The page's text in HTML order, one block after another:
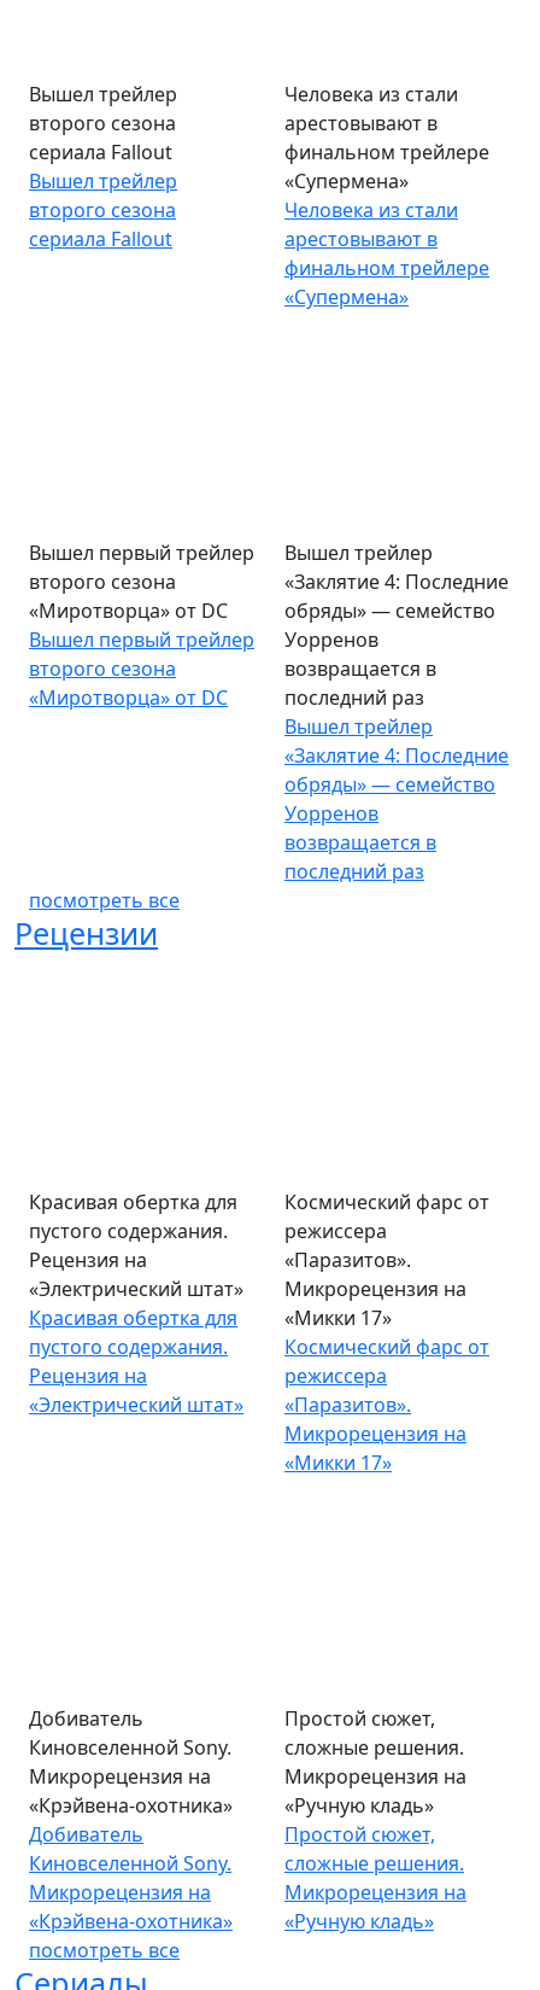
Вышел трейлер
второго сезона
сериала Fallout
Вышел трейлер
второго сезона
сериала Fallout
Человека из стали
арестовывают в
финальном трейлере
«Супермена»
Человека из стали
арестовывают в
финальном трейлере
«Супермена»
Вышел первый трейлер
второго сезона
«Миротворца» от DC
Вышел первый трейлер
второго сезона
«Миротворца» от DC
Вышел трейлер
«Заклятие 4: Последние
обряды» — семейство
Уорренов
возвращается в
последний раз
Вышел трейлер
«Заклятие 4: Последние
обряды» — семейство
Уорренов
возвращается в
последний раз
посмотреть все
Рецензии
Красивая обертка для
пустого содержания.
Рецензия на
«Электрический штат»
Красивая обертка для
пустого содержания.
Рецензия на
«Электрический штат»
Космический фарс от
режиссера
«Паразитов».
Микрорецензия на
«Микки 17»
Космический фарс от
режиссера
«Паразитов».
Микрорецензия на
«Микки 17»
Добиватель
Киновселенной Sony.
Микрорецензия на
«Крэйвена-охотника»
Добиватель
Киновселенной Sony.
Микрорецензия на
«Крэйвена-охотника»
Простой сюжет,
сложные решения.
Микрорецензия на
«Ручную кладь»
Простой сюжет,
сложные решения.
Микрорецензия на
«Ручную кладь»
посмотреть все